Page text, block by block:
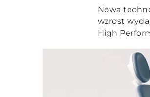
Nowa
wzrost
High